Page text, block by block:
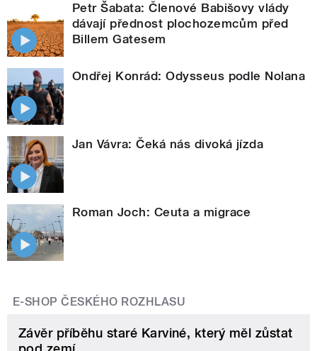
Petr Šabata: Členové Babišovy vlády
dávají přednost plochozemcům před
Billem Gatesem
Ondřej Konrád: Odysseus podle Nolana
Jan Vávra: Čeká nás divoká jízda
Roman Joch: Ceuta a migrace
E-SHOP ČESKÉHO ROZHLASU
Závěr příběhu staré Karviné, který měl zůstat